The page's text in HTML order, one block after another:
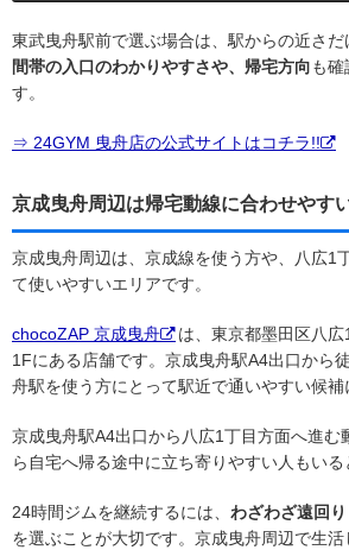
東武曳舟駅前で選ぶ場合は、駅からの近さだ
間帯の入口のわかりやすさや、帰宅方向も
す。
⇒ 24GYM 曳舟店の公式サイトはコチラ!!
京成曳舟周辺は帰宅動線に合わせやす
京成曳舟周辺は、京成線を使う方や、八広1
て使いやすいエリアです。
chocoZAP 京成曳舟
は、東京都墨田区八
1Fにある店舗です。京成曳舟駅A4出口から
舟駅を使う方にとって駅近で通いやすい候補
京成曳舟駅A4出口から八広1丁目方面へ進む
ら自宅へ帰る途中に立ち寄りやすい人もいる
24時間ジムを継続するには、 わざわざ遠回
を選ぶことが大切です。京成曳舟周辺で生